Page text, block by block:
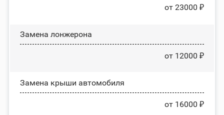
от 23000 ₽
Замена лонжерона
от 12000 ₽
Замена крыши автомобиля
от 16000 ₽